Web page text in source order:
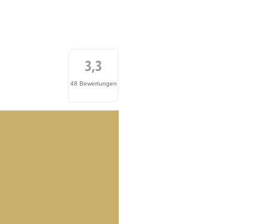
3,3
48 Bewertungen